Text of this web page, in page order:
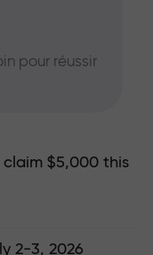
pour réussir
$5,000 this
2-3, 2026